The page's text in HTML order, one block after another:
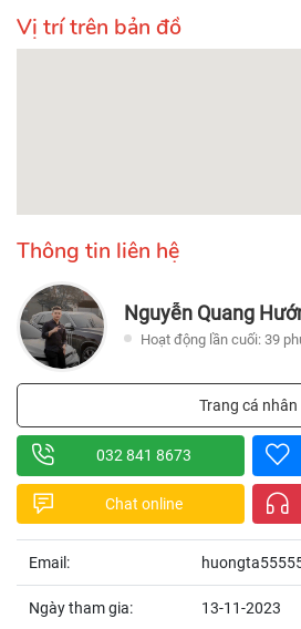
Vị trí trên bản đồ
Thông tin liên hệ
Nguyễn Quang
Hoạt động lần cuối: 39
Trang cá nhân
032 841 8673
Chat online
Email:
Ngày tham gia: 13-11-2023